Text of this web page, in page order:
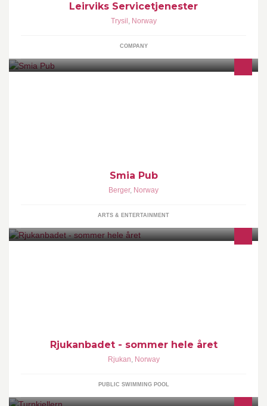
Leirviks Servicetjenester
Trysil , Norway
COMPANY
Smia Pub
Berger, Norway
ARTS & ENTERTAINMENT
Rjukanbadet - sommer hele året
Rjukan, Norway
PUBLIC SWIMMING POOL